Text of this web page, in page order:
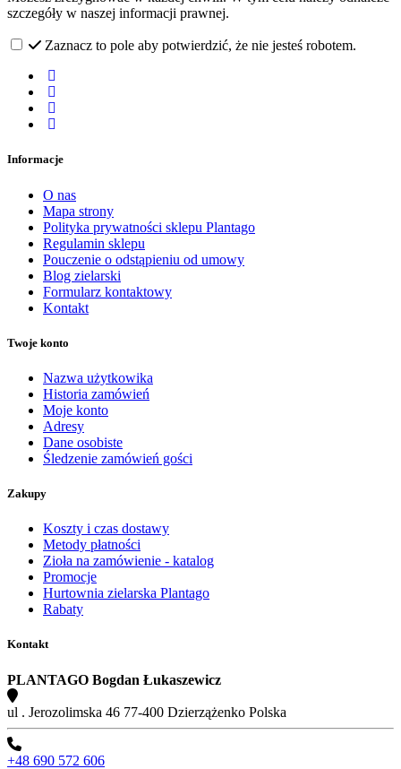
szczegóły w naszej informacji prawnej.
Zaznacz to pole aby potwierdzić, że nie jesteś robotem.
Informacje
O nas
Mapa strony
Polityka prywatności sklepu Plantago
Regulamin sklepu
Pouczenie o odstąpieniu od umowy
Blog zielarski
Formularz kontaktowy
Kontakt
Twoje konto
Nazwa użytkowika
Historia zamówień
Moje konto
Adresy
Dane osobiste
Śledzenie zamówień gości
Zakupy
Koszty i czas dostawy
Metody płatności
Zioła na zamówienie - katalog
Promocje
Hurtownia zielarska Plantago
Rabaty
Kontakt
PLANTAGO Bogdan Łukaszewicz
ul . Jerozolimska 46 77-400 Dzierzążenko Polska
+48 690 572 606